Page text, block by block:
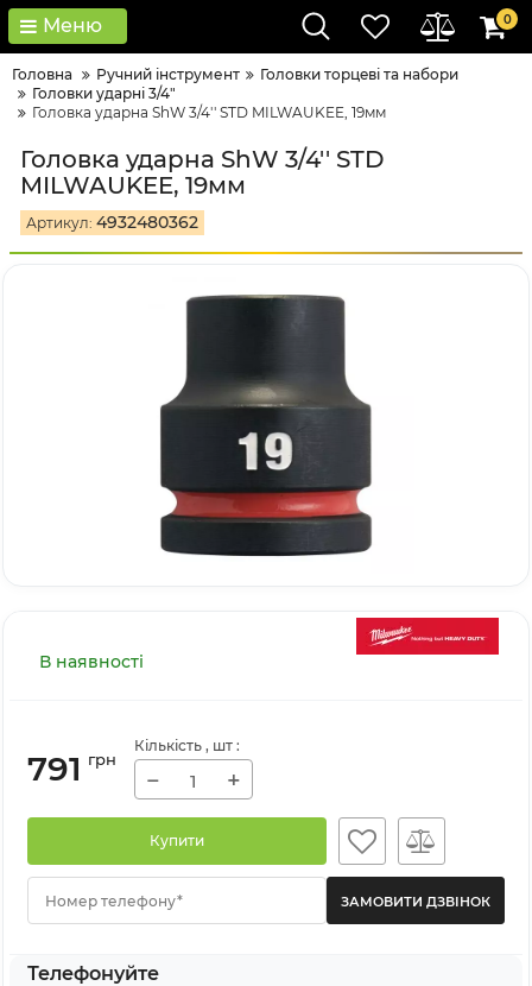
Меню 0
Головна Ручний інструмент
Головки тopцeві тa нaбopи
Головки ударні 3/4"
Головка ударна ShW 3/4'' STD MILWAUKEE, 19мм
Головка ударна ShW 3/4'' STD
MILWAUKEE, 19мм
Артикул: 4932480362
В наявності
791 грн
Кількість , шт :
− +
Купити
Номер телефону*
Телефонуйте